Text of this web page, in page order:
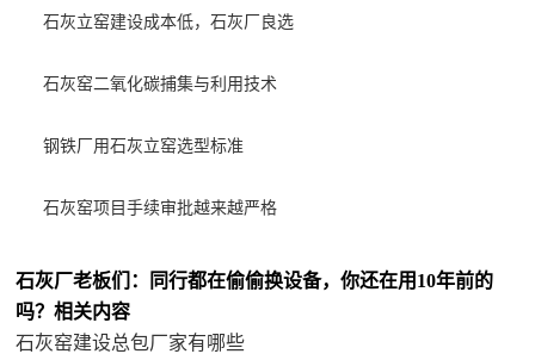
石灰立窑建设成本低，石灰厂良选
石灰窑二氧化碳捕集与利用技术
钢铁厂用石灰立窑选型标准
石灰窑项目手续审批越来越严格
石灰厂老板们：同行都在偷偷换设备，你还在用10年前的
吗？相关内容
石灰窑建设总包厂家有哪些